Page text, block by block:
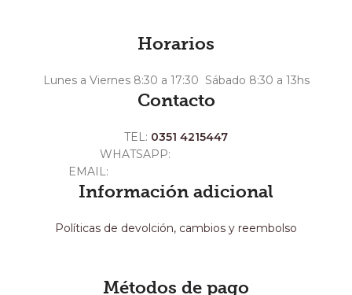
Horarios
Lunes a Viernes 8:30 a 17:30 Sábado 8:30 a 13hs
Contacto
TEL: 0351 4215447
WHATSAPP:
EMAIL:
Información adicional
Políticas de devolción, cambios y reembolso
Métodos de pago